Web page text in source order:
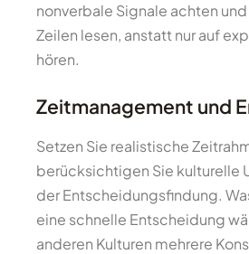
nonverbale Signale achten
Zeilen lesen, anstatt nur auf
hören.
Zeitmanagement und
Setzen Sie realistische
berücksichtigen Sie kulturelle
der Entscheidungsfindung.
eine schnelle Entscheidung
anderen Kulturen mehrere